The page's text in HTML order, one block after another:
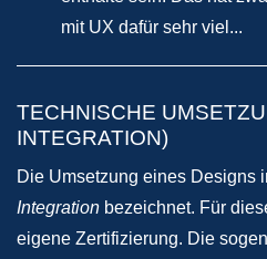
mit UX dafür sehr viel...
TECHNISCHE
INTEGRATION)
Die Umsetzung eines Designs
Integration bezeichnet. Für
eigene Zertifizierung. Die